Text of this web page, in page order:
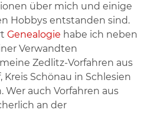
über mich und einige
Hobbys entstanden sind.
Genealogie habe ich neben
Verwandten
Zedlitz-Vorfahren aus
Schönau in Schlesien
auch Vorfahren aus
an der